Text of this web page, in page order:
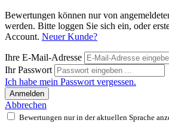
Bewertungen können nur von
werden. Bitte loggen Sie sich ein, oder
Account. Neuer Kunde?
Ihre E-Mail-Adresse
Ihr Passwort
Ich habe mein Passwort vergessen.
Anmelden
Abbrechen
Bewertungen nur in der aktuellen Sprache